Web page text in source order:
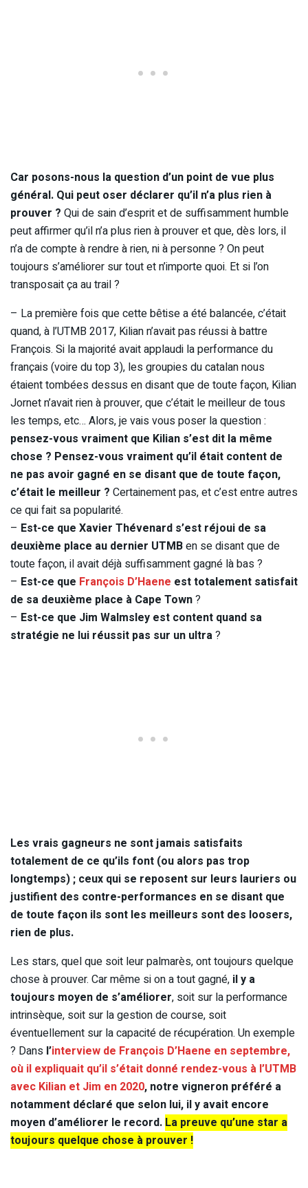
Car posons-nous la question d’un point de vue plus
général. Qui peut oser déclarer qu’il n’a plus rien à
prouver ? Qui de sain d’esprit et de suffisamment humble
peut affirmer qu’il n’a plus rien à prouver et que, dès lors, il
n’a de compte à rendre à rien, ni à personne ? On peut
toujours s’améliorer sur tout et n’importe quoi. Et si l’on
transposait ça au trail ?
– La première fois que cette bêtise a été balancée, c’était
quand, à l’UTMB 2017, Kilian n’avait pas réussi à battre
François. Si la majorité avait applaudi la performance du
français (voire du top 3), les groupies du catalan nous
étaient tombées dessus en disant que de toute façon, Kilian
Jornet n’avait rien à prouver, que c’était le meilleur de tous
les temps, etc… Alors, je vais vous poser la question :
pensez-vous vraiment que Kilian s’est dit la même
chose ? Pensez-vous vraiment qu’il était content de
ne pas avoir gagné en se disant que de toute façon,
c’était le meilleur ? Certainement pas, et c’est entre autres
ce qui fait sa popularité.
– Est-ce que Xavier Thévenard s’est réjoui de sa
deuxième place au dernier UTMBen se disant que de
toute façon, il avait déjà suffisamment gagné là bas ?
– Est-ce que François D’Haene est totalement satisfait
de sa deuxième place à Cape Town?
– Est-ce que Jim Walmsley est content quand sa
stratégie ne lui réussit pas sur un ultra?
Les vrais gagneurs ne sont jamais satisfaits
totalement de ce qu’ils font (ou alors pas trop
longtemps) ; ceux qui se reposent sur leurs lauriers ou
justifient des contre-performances en se disant que
de toute façon ils sont les meilleurs sont des loosers,
rien de plus.
Les stars, quel que soit leur palmarès, ont toujours quelque
chose à prouver. Car même si on a tout gagné, il y a
toujours moyen de s’améliorer, soit sur la performance
intrinsèque, soit sur la gestion de course, soit
éventuellement sur la capacité de récupération. Un exemple
? Dans l’interview de François D’Haene en septembre,
où il expliquait qu’il s’était donné rendez-vous à l’UTMB
avec Kilian et Jim en 2020, notre vigneron préféré a
notamment déclaré que selon lui, il y avait encore
moyen d’améliorer le record. La preuve qu’une star a
toujours quelque chose à prouver !